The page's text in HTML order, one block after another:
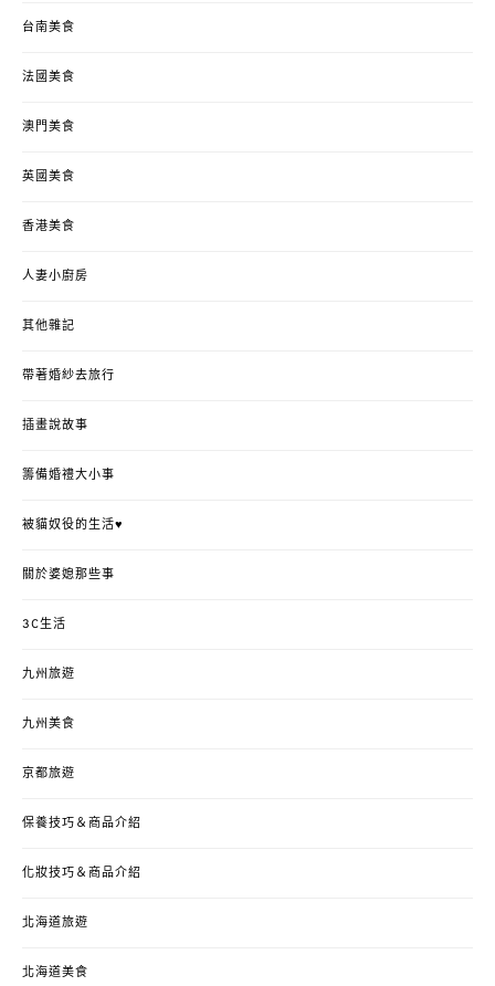
台南美食
法國美食
澳門美食
英國美食
香港美食
人妻小廚房
其他雜記
帶著婚紗去旅行
插畫說故事
籌備婚禮大小事
被貓奴役的生活♥
關於婆媳那些事
3C生活
九州旅遊
九州美食
京都旅遊
保養技巧＆商品介紹
化妝技巧＆商品介紹
北海道旅遊
北海道美食